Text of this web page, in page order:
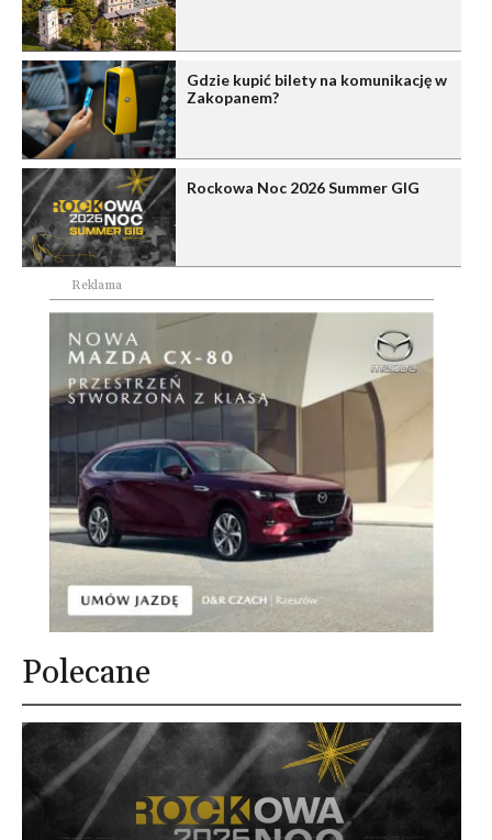
Gdzie kupić bilety na komunikację w
Zakopanem?
Rockowa Noc 2026 Summer GIG
Reklama
Polecane